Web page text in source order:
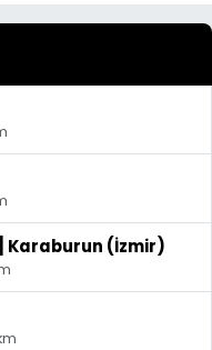
Karaburun (İzmir)